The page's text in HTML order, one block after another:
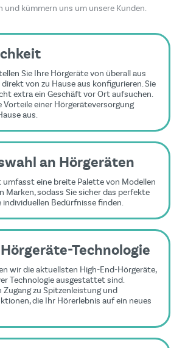
und kümmern uns um unsere Kunden.
Sie Ihre Hörgeräte von überall aus
von zu Hause aus konfigurieren. Sie
extra ein Geschäft vor Ort aufsuchen.
Vorteile einer Hörgeräteversorgung
aus.
an Hörgeräten
eine breite Palette von Modellen
Marken, sodass Sie sicher das perfekte
individuellen Bedürfnisse finden.
Technologie
wir die aktuellsten High-End-Hörgeräte,
Technologie ausgestattet sind.
Zugang zu Spitzenleistung und
die Ihr Hörerlebnis auf ein neues